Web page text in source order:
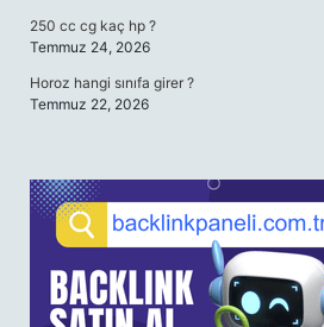
250 cc cg kaç hp ?
Temmuz 24, 2026
Horoz hangi sınıfa girer ?
Temmuz 22, 2026